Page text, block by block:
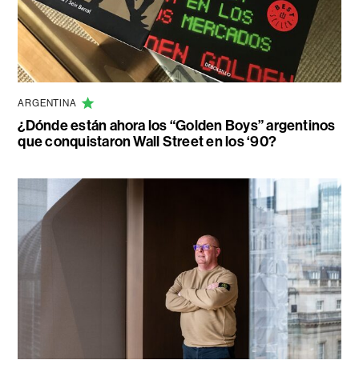
ARGENTINA
¿Dónde están ahora los “Golden Boys” argentinos
que conquistaron Wall Street en los ‘90?